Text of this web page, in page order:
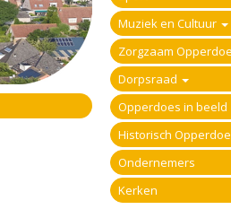
Muziek en Cultuur
Zorgzaam
Dorpsraad
Opperdoes in beeld
Historisch
Ondernemers
Kerken